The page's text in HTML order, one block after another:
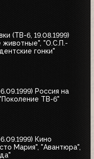
(ТВ-6, 19.08.1999)
"О.С.П.-
гонки"
Россия на
ТВ-6"
Кино
Мария", "Авантюра",